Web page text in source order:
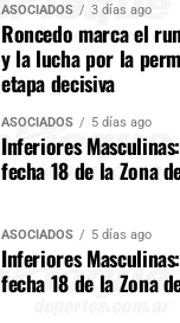
ASOCIADOS 3 días ago
Roncedo marca el
y la lucha por la
etapa decisiva
ASOCIADOS 5 días ago
Inferiores
fecha 18 de la Zona
ASOCIADOS 5 días ago
Inferiores
fecha 18 de la Zona